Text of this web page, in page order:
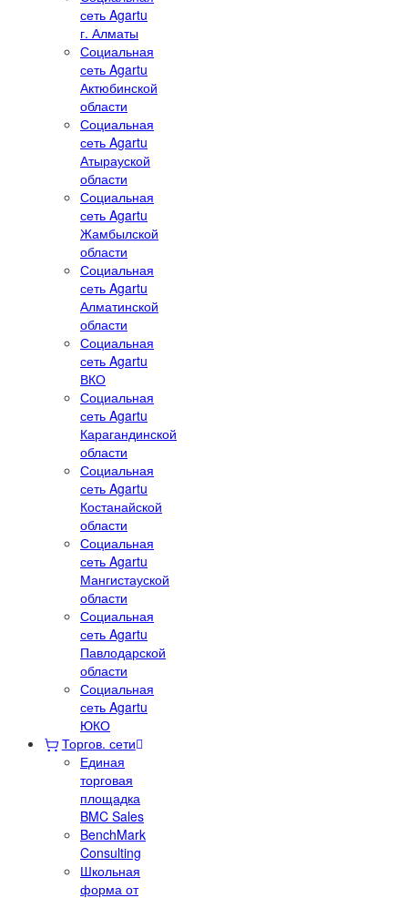
сеть Agartu
г. Алматы
Социальная
сеть Agartu
Актюбинской
области
Социальная
сеть Agartu
Атырауской
области
Социальная
сеть Agartu
Жамбылской
области
Социальная
сеть Agartu
Алматинской
области
Социальная
сеть Agartu
ВКО
Социальная
сеть Agartu
Карагандинской
области
Социальная
сеть Agartu
Костанайской
области
Социальная
сеть Agartu
Мангистауской
области
Социальная
сеть Agartu
Павлодарской
области
Социальная
сеть Agartu
ЮКО
Торгов. сети
Единая
торговая
площадка
BMC Sales
BenchMark
Consulting
Школьная
форма от